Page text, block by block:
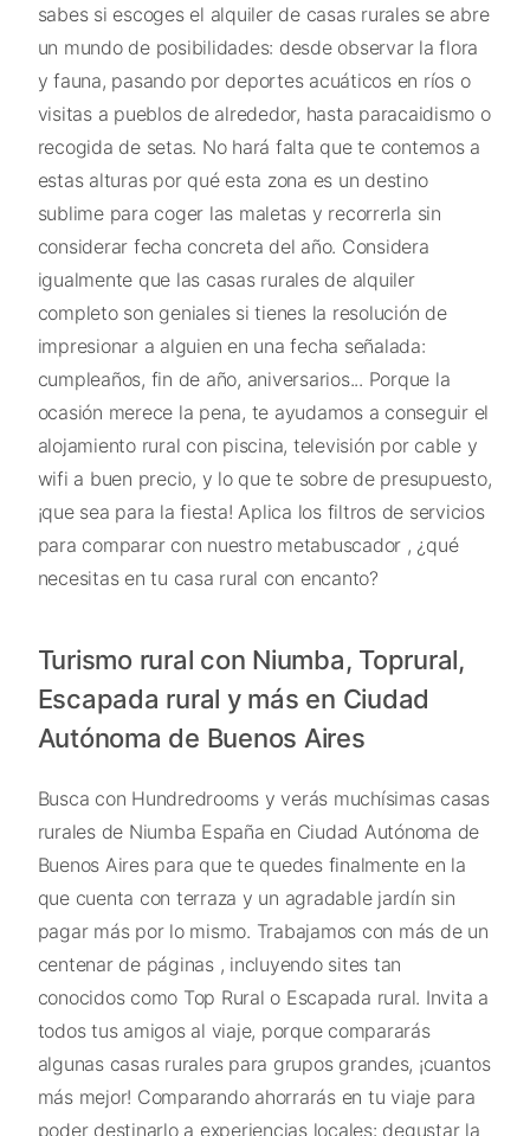
sabes si escoges el alquiler de casas rurales se abre
un mundo de posibilidades: desde observar la flora
y fauna, pasando por deportes acuáticos en ríos o
visitas a pueblos de alrededor, hasta paracaidismo o
recogida de setas. No hará falta que te contemos a
estas alturas por qué esta zona es un destino
sublime para coger las maletas y recorrerla sin
considerar fecha concreta del año. Considera
igualmente que las casas rurales de alquiler
completo son geniales si tienes la resolución de
impresionar a alguien en una fecha señalada:
cumpleaños, fin de año, aniversarios... Porque la
ocasión merece la pena, te ayudamos a conseguir el
alojamiento rural con piscina, televisión por cable y
wifi a buen precio, y lo que te sobre de presupuesto,
¡que sea para la fiesta! Aplica los filtros de servicios
para comparar con nuestro metabuscador , ¿qué
necesitas en tu casa rural con encanto?
Turismo rural con Niumba, Toprural,
Escapada rural y más en Ciudad
Autónoma de Buenos Aires
Busca con Hundredrooms y verás muchísimas casas
rurales de Niumba España en Ciudad Autónoma de
Buenos Aires para que te quedes finalmente en la
que cuenta con terraza y un agradable jardín sin
pagar más por lo mismo. Trabajamos con más de un
centenar de páginas , incluyendo sites tan
conocidos como Top Rural o Escapada rural. Invita a
todos tus amigos al viaje, porque compararás
algunas casas rurales para grupos grandes, ¡cuantos
más mejor! Comparando ahorrarás en tu viaje para
poder destinarlo a experiencias locales: degustar la